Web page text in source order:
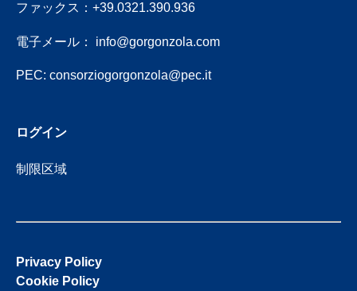
ファックス：+39.0321.390.936
電子メール： info@gorgonzola.com
PEC: consorziogorgonzola@pec.it
ログイン
制限区域
Privacy Policy
Cookie Policy